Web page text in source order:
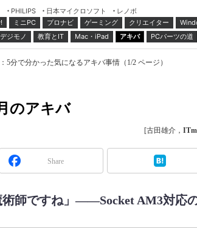
PHILIPS 日本マイクロソフト
レノボ
ミニPC プロナビ ゲーミング クリエイター
デジモノ 教育とIT Mac・iPad アキバ PCパーツの道
分で分かった気になるアキバ事情（1/2 ページ）
のアキバ
[古田雄介，
Share
術師ですね」――Socket AM3対応